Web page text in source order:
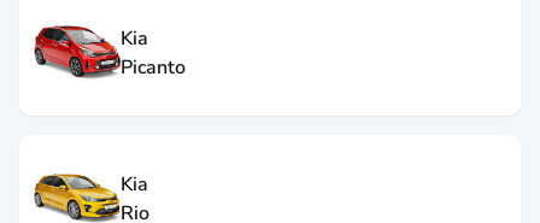
Kia
Picanto
Kia
Rio